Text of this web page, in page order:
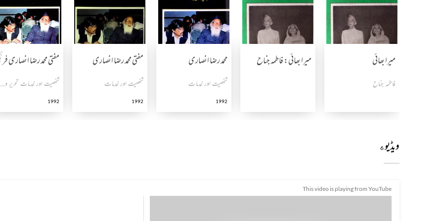
میرا بھائی
فاطمہ جناح
میرا بھائی: فاطمہ جناح محمد رضا انصاری
شخصیت اور خدمات
1992
مفتی محمد رضا انصاری
شخصیت اور خدمات
1992
مفتی محمد رضا انصاری
شخصیت اور خدمات تحریر و تاثرات
1992
ویڈیو6
This video is playing from YouTube